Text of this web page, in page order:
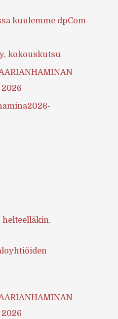
kuulemme dpCom-
kokouskutsu
2026
helteelläkin.
2026